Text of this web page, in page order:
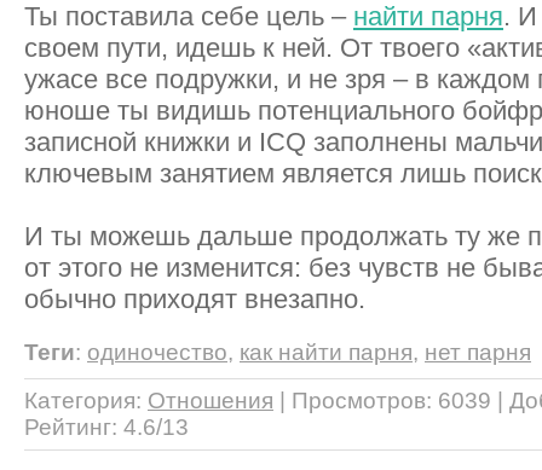
Ты поставила себе цель – найти парня. И
своем пути, идешь к ней. От твоего
ужасе все подружки, и не зря – в
юноше ты видишь потенциального
записной книжки и ICQ заполнены
ключевым занятием является лишь
И ты можешь дальше продолжать ту же
от этого не изменится: без чувств не
обычно приходят внезапно.
Теги: одиночество, как найти парня, нет парня
Категория: Отношения Просмотров: 6039 |
Рейтинг: 4.6/13